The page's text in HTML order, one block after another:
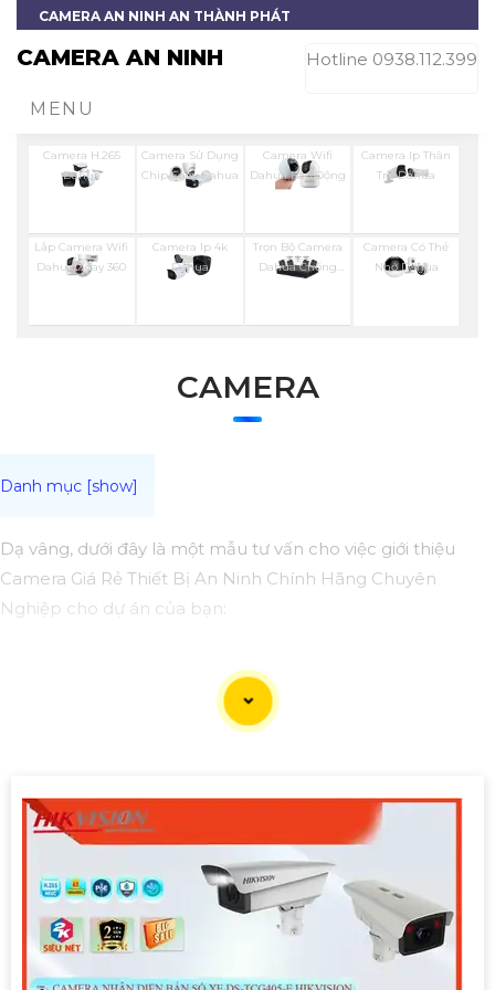
CAMERA AN NINH AN THÀNH PHÁT
CAMERA AN NINH Hotline 0938.112.399
MENU
Camera H.265
Dahua
Camera Sử Dụng
Chip Sony Dahua
Camera Wifi
Dahua Báo Động
Camera Ip Thân
Trụ Dahua
Lắp Camera Wifi
Dahua Xoay 360
Camera Ip 4k
Dahua
Trọn Bộ Camera
Dahua Chống
Camera Có Thẻ
Nhớ Dahua
CAMERA
Dạ vâng, dưới đây là một mẫu tư vấn cho việc giới thiệu
Camera Giá Rẻ Thiết Bị An Ninh Chính Hãng Chuyên
Nghiệp cho dự án của bạn:
Camera Giá Rẻ Thiết Bị An Ninh Chính Hãng Chuyên
Nghiệp, đáp ứng nhu cầu an ninh và giám sát cho dự án
của quý khách một cách hiệu quả, tin cậy và tiết kiệm.
Ưu điểm của dòng sản phẩm:〗1:Giá cả hợp lý: Camera giá
rẻ nhưng vẫn tin tưởng
chất lượng và hiệu suất làm việc.
2:Chất lượng chính hãng: Sản phẩm được chọn lọc từ
các nhà sản xuất uy tín, cam kết chất lượng chính hãng.